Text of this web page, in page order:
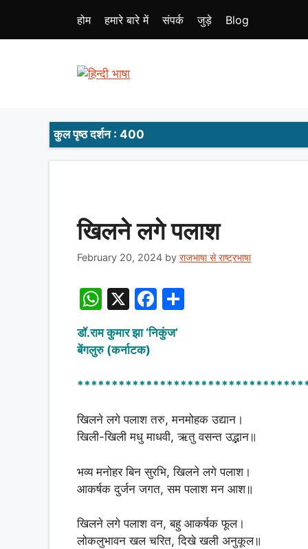
content
होम हमारे बारे में संपर्क जुड़े Blog
कुल पृष्ठ दर्शन : 400
खिलने लगे पलाश
February 20, 2024 by राजभाषा से राष्ट्रभाषा
W
at
s
A
p
p
X
F
a
c
b
o
o
डॉ.राम कुमार झा ‘निकुंज’
बेंगलुरु (कर्नाटक)
खिलने लगे पलाश तरु, मनमोहक उद्यान।
खिली-खिली मधु माधवी, ऋतु वसन्त उद्भान॥
भव्य मनोहर बिन सुरभि, खिलने लगे पलाश।
आकर्षक दुर्जन जगत, सम पलाश मन आश॥
खिलने लगे पलाश वन, बहु आकर्षक फूल।
लोकलुभावन खल चरित, दिखे खली अनुकूल॥